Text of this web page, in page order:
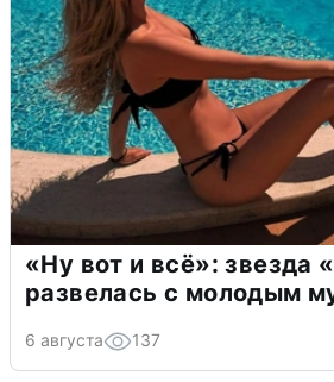
«Ну вот и всё»: звезда
развелась с молодым
6 августа 137